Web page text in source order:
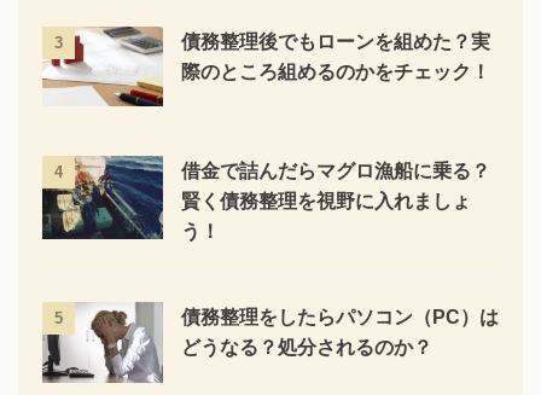
3
債務整理後でもローンを組めた？実
際のところ組めるのかをチェック！
4
借金で詰んだらマグロ漁船に乗る？
賢く債務整理を視野に入れましょ
う！
5
債務整理をしたらパソコン（PC）は
どうなる？処分されるのか？